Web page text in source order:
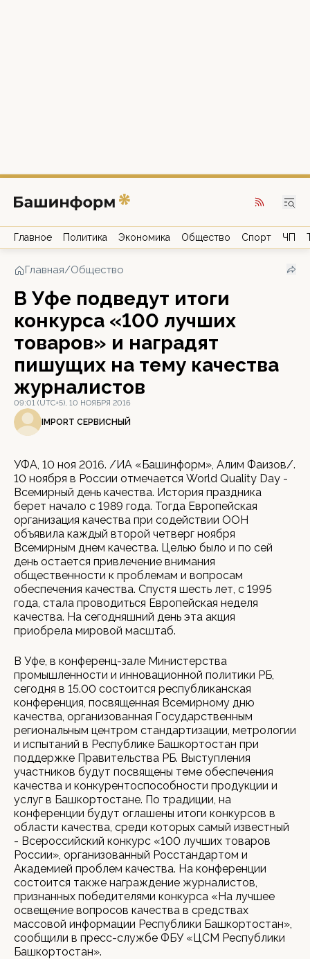
Главное Политика Экономика Общество Спорт ЧП
Главная/Общество
В Уфе подведут итоги
конкурса «100 лучших
товаров» и наградят
пишущих на тему качества
журналистов
09:01 (UTC+5), 10 НОЯБРЯ 2016
IMPORT СЕРВИСНЫЙ
УФА, 10 ноя 2016. /ИА «Башинформ», Алим Фаизов/.
10 ноября в России отмечается World Quality Day -
Всемирный день качества. История праздника
берет начало с 1989 года. Тогда Европейская
организация качества при содействии ООН
объявила каждый второй четверг ноября
Всемирным днем качества. Целью было и по сей
день остается привлечение внимания
общественности к проблемам и вопросам
обеспечения качества. Спустя шесть лет, с 1995
года, стала проводиться Европейская неделя
качества. На сегодняшний день эта акция
приобрела мировой масштаб.
В Уфе, в конференц-зале Министерства
промышленности и инновационной политики РБ,
сегодня в 15.00 состоится республиканская
конференция, посвященная Всемирному дню
качества, организованная Государственным
региональным центром стандартизации, метрологии
и испытаний в Республике Башкортостан при
поддержке Правительства РБ. Выступления
участников будут посвящены теме обеспечения
качества и конкурентоспособности продукции и
услуг в Башкортостане. По традиции, на
конференции будут оглашены итоги конкурсов в
области качества, среди которых самый известный
- Всероссийский конкурс «100 лучших товаров
России», организованный Росстандартом и
Академией проблем качества. На конференции
состоится также награждение журналистов,
признанных победителями конкурса «На лучшее
освещение вопросов качества в средствах
массовой информации Республики Башкортостан»,
сообщили в пресс-службе ФБУ «ЦСМ Республики
Башкортостан».